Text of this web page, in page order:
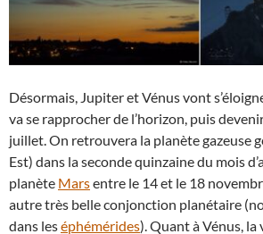
Désormais, Jupiter et Vénus vont
va se rapprocher de l’horizon, puis
juillet. On retrouvera la planète gazeuse
Est) dans la seconde quinzaine du mois
planète Marsentre le 14 et le 18
autre très belle conjonction planétaire
dans leséphémérides). Quant à Vénus,